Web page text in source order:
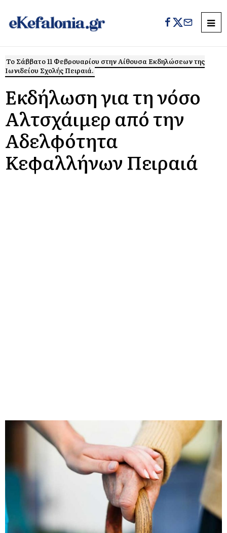
Το Σάββατο 11 Φεβρουαρίου στην Αίθουσα Εκδηλώσεων της
Ιωνιδείου Σχολής Πειραιά.
Εκδήλωση για τη νόσο
Αλτσχάιμερ από την
Αδελφότητα
Κεφαλλήνων Πειραιά